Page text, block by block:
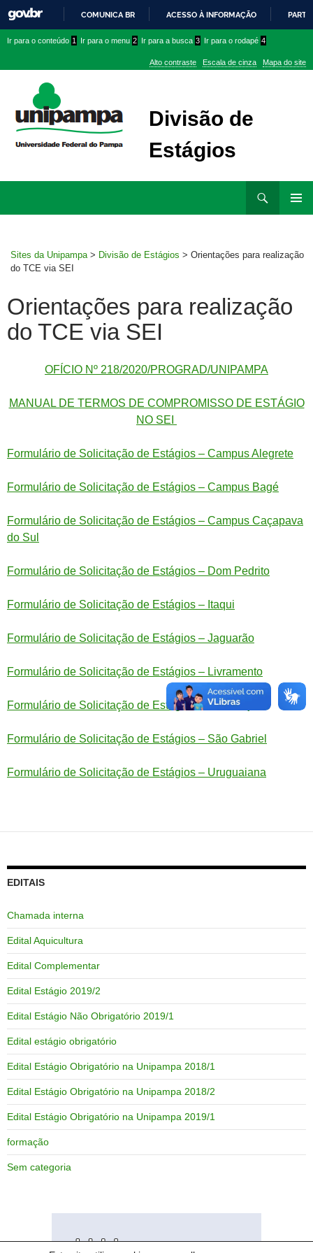
PARA
CONTEÚDO
COMUNICA BR ACESSO À INFORMAÇÃO
conteúdo
menu
superior
menu
Ir para o conteúdo 1 Ir para o menu 2 Ir para a busca 3 Ir para o rodapé 4
Alto contraste Escala de cinza Mapa do site
Divisão de
Estágios
Sites da Unipampa > Divisão de Estágios > Orientações para realização
do TCE via SEI
Orientações para realização
do TCE via SEI
OFÍCIO Nº 218/2020/PROGRAD/UNIPAMPA
MANUAL DE TERMOS DE COMPROMISSO DE ESTÁGIO
NO SEI
Formulário de Solicitação de Estágios – Campus Alegrete
Formulário de Solicitação de Estágios – Campus Bagé
Formulário de Solicitação de Estágios – Campus Caçapava
do Sul
Formulário de Solicitação de Estágios – Dom Pedrito
Formulário de Solicitação de Estágios – Itaqui
Formulário de Solicitação de Estágios – Jaguarão
Formulário de Solicitação de Estágios – Livramento
Formulário de Solicitação de Estágios – São Borja
Formulário de Solicitação de Estágios – São Gabriel
Formulário de Solicitação de Estágios – Uruguaiana
EDITAIS
Chamada interna
Edital Aquicultura
Edital Complementar
Edital Estágio 2019/2
Edital Estágio Não Obrigatório 2019/1
Edital estágio obrigatório
Edital Estágio Obrigatório na Unipampa 2018/1
Edital Estágio Obrigatório na Unipampa 2018/2
Edital Estágio Obrigatório na Unipampa 2019/1
formação
Sem categoria